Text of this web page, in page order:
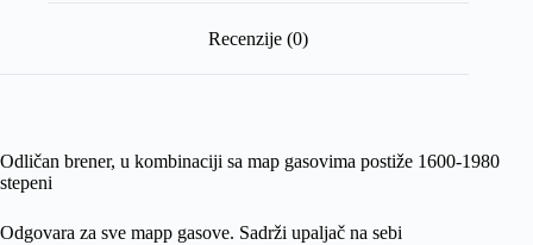
Recenzije (0)
Odličan brener, u kombinaciji sa map gasovima postiže 1600-1980
stepeni
Odgovara za sve mapp gasove. Sadrži upaljač na sebi